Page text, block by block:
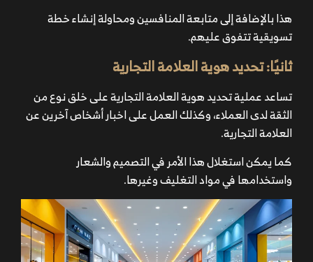
هذا بالإضافة إلى متابعة المنافسين ومحاولة إنشاء خطة
تسويقية تتفوق عليهم.
ثانيََا: تحديد هوية العلامة التجارية
تساعد عملية تحديد هوية العلامة التجارية على خلق نوع من
الثقة لدى العملاء، وكذلك العمل على اخبار أشخاص آخرين عن
العلامة التجارية.
كما يمكن استغلال هذا الأمر في التصميم والشعار
واستخدامها في مواد التغليف وغيرها.